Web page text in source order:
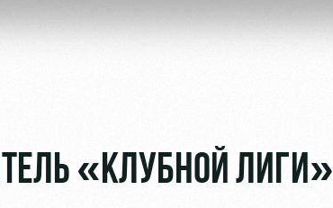
«КЛУБНОЙ ЛИГИ»